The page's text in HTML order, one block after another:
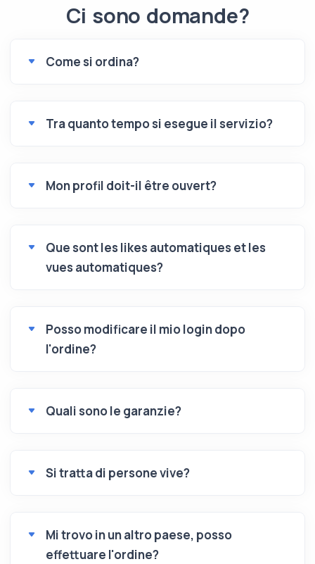
Ci sono domande?
Come si ordina?
Tra quanto tempo si esegue il servizio?
Mon profil doit-il être ouvert?
Que sont les likes automatiques et les
vues automatiques?
Posso modificare il mio login dopo
l'ordine?
Quali sono le garanzie?
Si tratta di persone vive?
Mi trovo in un altro paese, posso
effettuare l'ordine?